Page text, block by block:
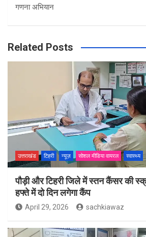
गणना अभियान
Related Posts
उत्तराखंड टिहरी न्यूज़ सोशल मीडिया वायरल स्वास्थ्य
पौड़ी और टिहरी जिले में स्तन कैंसर की
हफ्ते में दो दिन लगेगा कैंप
April 29, 2026 sachkiawaz